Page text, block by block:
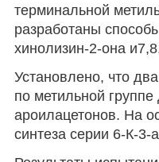
терминальной
разработаны
хинолизин-2-она
Установлено, что
по метильной
ароилацетонов. На
синтеза серии 6-К-